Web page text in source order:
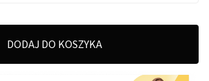
DODAJ DO KOSZYKA